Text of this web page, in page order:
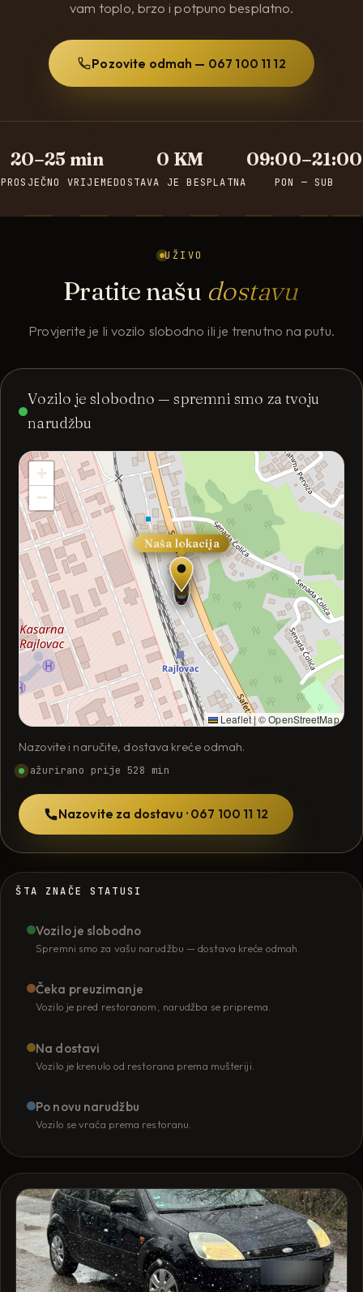
vam toplo, brzo i potpuno besplatno.
Pozovite odmah — 067 100 11 12
20–25 min
PROSJEČNO VRIJEME
0 KM
DOSTAVA JE BESPLATNA
09:00–21:00
PON — SUB
UŽIVO
Pratite našu dostavu
Provjerite je li vozilo slobodno ili je trenutno na putu.
Vozilo je slobodno — spremni smo za tvoju
narudžbu
Naša lokacija
+
−
Leaflet|© OpenStreetMap
Nazovite i naručite, dostava kreće odmah.
ažurirano prije 528 min
Nazovite za dostavu · 067 100 11 12
ŠTA ZNAČE STATUSI
Vozilo je slobodno
Spremni smo za vašu narudžbu — dostava kreće odmah.
Čeka preuzimanje
Vozilo je pred restoranom, narudžba se priprema.
Na dostavi
Vozilo je krenulo od restorana prema mušteriji.
Po novu narudžbu
Vozilo se vraća prema restoranu.